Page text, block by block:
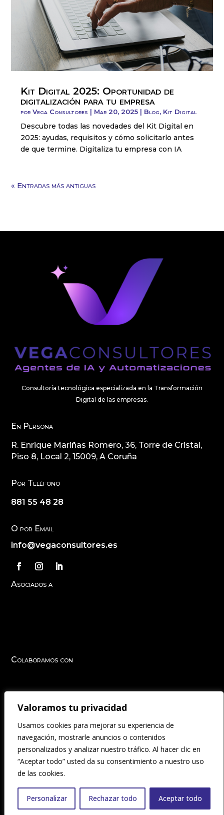
Valoramos tu privacidad
Usamos cookies para mejorar su experiencia de
navegación, mostrarle anuncios o contenidos
personalizados y analizar nuestro tráfico. Al hacer clic en
“Aceptar todo” usted da su consentimiento a nuestro uso
de las cookies.
Personalizar Rechazar todo Aceptar todo
Kit Digital 2025: Oportunidad de
digitalización para tu empresa
porVega Consultores | Mar 20, 2025 | Blog, Kit Digital
Descubre todas las novedades del Kit Digital en
2025: ayudas, requisitos y cómo solicitarlo antes
de que termine. Digitaliza tu empresa con IA
« Entradas más antiguas
Consultoría tecnológica especializada en la Transformación
Digital de las empresas.
En Persona
R. Enrique Mariñas Romero, 36, Torre de Cristal,
Piso 8, Local 2, 15009, A Coruña
Por Teléfono
881 55 48 28
O por Email
info@vegaconsultores.es
Asociados a
Colaboramos con
Aviso Legal|Accesibilidad|Condiciones Generales|Fondos
Públicos|Política de Cookies|Política de Privacidad